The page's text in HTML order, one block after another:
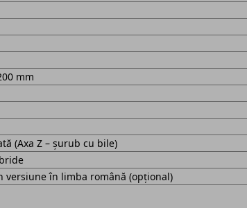
mm
(Axa Z – șurub cu bile)
versiune în limba română (opțional)